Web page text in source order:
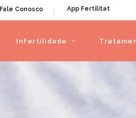
Fale Conosco App Fertilitat
Infertilidade